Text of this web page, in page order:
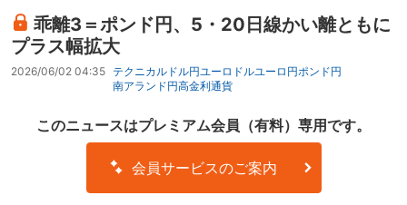
乖離3＝ポンド円、5・20日線かい離ともに
プラス幅拡大
2026/06/02 04:35 テクニカル ドル円ユーロドルユーロ円ポンド円
南アランド円高金利通貨
このニュースはプレミアム会員（有料）専用です。
会員サービスのご案内